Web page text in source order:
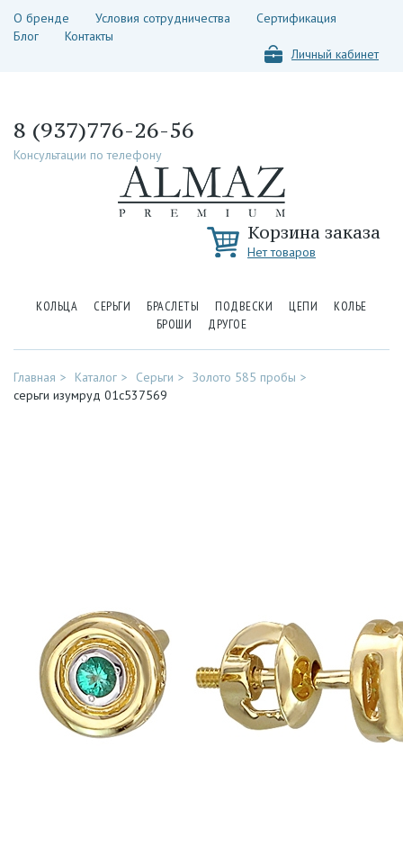
О бренде Условия сотрудничества
Сертификация
Блог
Контакты
Личный кабинет
8 (937)776-26-56
Консультации по телефону
Корзина заказа
Нет товаров
КОЛЬЦА СЕРЬГИ БРАСЛЕТЫ ПОДВЕСКИ ЦЕПИ
КОЛЬЕ
БРОШИ
ДРУГОЕ
Главная Каталог Серьги
Золото 585 пробы
серьги изумруд 01с537569